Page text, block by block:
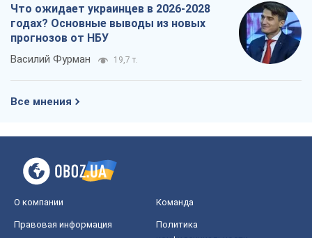
Что ожидает украинцев в 2026-2028
годах? Основные выводы из новых
прогнозов от НБУ
Василий Фурман 19,7 т.
Все мнения
О компании Команда
Правовая информация
Политика